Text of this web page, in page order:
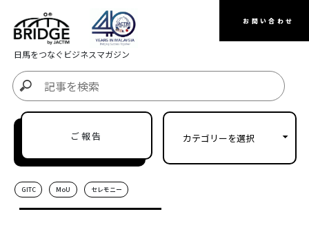
お問い合わせ
日馬をつなぐビジネスマガジン
ご報告
GITC MoU セレモニー